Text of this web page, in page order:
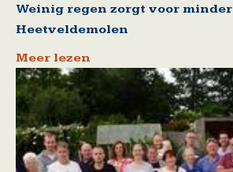
Weinig regen zorgt voor
Heetveldemolen
Meer lezen